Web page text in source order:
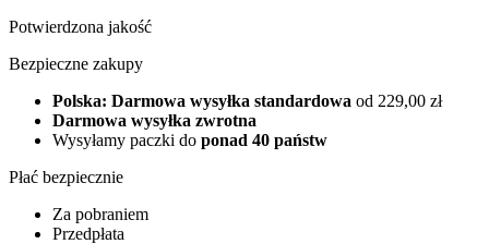
Potwierdzona jakość
Bezpieczne zakupy
Polska: Darmowa wysyłka standardowa od 229,00 zł
Darmowa wysyłka zwrotna
Wysyłamy paczki do ponad 40 państw
Płać bezpiecznie
Za pobraniem
Przedpłata